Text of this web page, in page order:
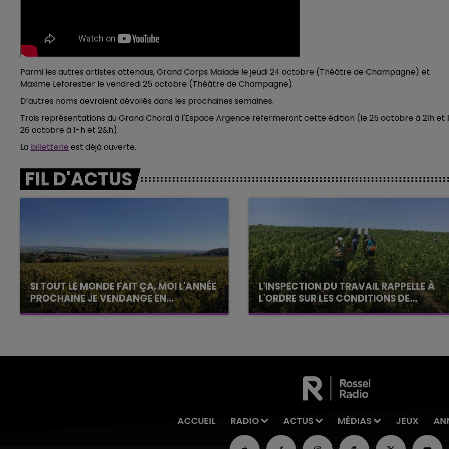
Parmi les autres artistes attendus, Grand Corps Malade le jeudi 24 octobre (Théâtre de Champagne) et
Maxime Leforestier le vendredi 25 octobre (Théâtre de Champagne).
D’autres noms devraient dévoilés dans les prochaines semaines.
Trois représentations du Grand Choral à l'Espace Argence refermeront cette édition (le 25 octobre à 21h et
26 octobre à 1-h et 2&h).
La billetterie est déjà ouverte.
FIL D'ACTUS
SI TOUT LE MONDE FAIT ÇA, MOI L'ANNÉE
PROCHAINE JE VENDANGE EN...
La vendange en Champagne a débuté ce jeudi
L'INSPECTION DU TRAVAIL RAPPELLE À
L'ORDRE SUR LES CONDITIONS DE...
Alors que les dates de début des vendange
ACCUEIL RADIO ACTUS MÉDIAS JEUX